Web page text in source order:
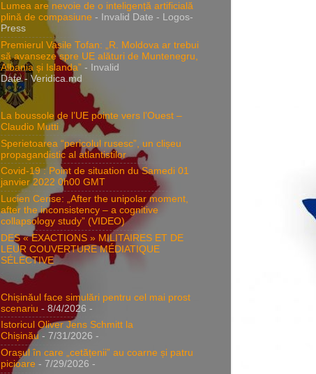
Lumea are nevoie de o inteligență artificială
plină de compasiune - Invalid Date - Logos-
Press
Premierul Vasile Tofan: „R. Moldova ar trebui
să avanseze spre UE alături de Muntenegru,
Albania și Islanda” - Invalid
Date- Veridica.md
La boussole de l’UE pointe vers l’Ouest –
Claudio Mutti
Sperietoarea “pericolul rusesc”, un clișeu
propagandistic al atlantistilor
Covid-19 : Point de situation du Samedi 01
janvier 2022 0h00 GMT
Lucien Cerise: „After the unipolar moment,
after the inconsistency – a cognitive
collapsology study” (VIDEO)
DES « EXACTIONS » MILITAIRES ET DE
LEUR COUVERTURE MÉDIATIQUE
SÉLECTIVE
Chișinăul face simulări pentru cel mai prost
scenariu - 8/4/2026 -
Istoricul Oliver Jens Schmitt la
Chișinău - 7/31/2026 -
Orașul în care „cetățenii” au coarne și patru
picioare - 7/29/2026 -